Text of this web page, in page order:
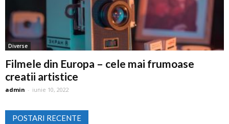
Diverse
Filmele din Europa – cele mai frumoase
creatii artistice
admin - iunie 10, 2022
POSTARI RECENTE